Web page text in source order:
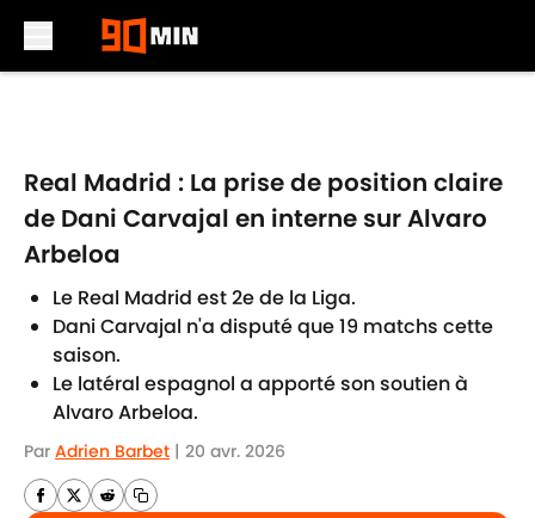
Real Madrid : La prise de position claire
de Dani Carvajal en interne sur Alvaro
Arbeloa
Le Real Madrid est 2e de la Liga.
Dani Carvajal n'a disputé que 19 matchs cette
saison.
Le latéral espagnol a apporté son soutien à
Alvaro Arbeloa.
Par Adrien Barbet | 20 avr. 2026